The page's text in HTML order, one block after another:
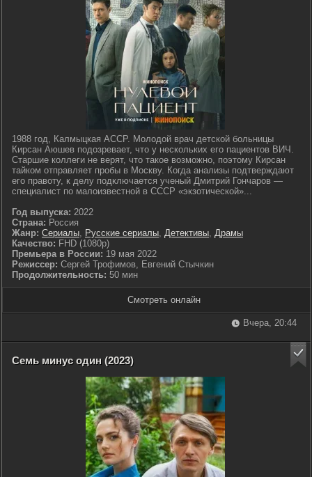
1988 год, Калмыцкая АССР. Молодой врач детской больницы
Кирсан Аюшев подозревает, что у нескольких его пациентов ВИЧ.
Старшие коллеги не верят, что такое возможно, поэтому Кирсан
тайком отправляет пробы в Москву. Когда анализы подтверждают
его правоту, к делу подключается ученый Дмитрий Гончаров —
специалист по малоизвестной в СССР «экзотической»...
Год выпуска: 2022
Страна: Россия
Жанр: Сериалы, Русские сериалы, Детективы, Драмы
Качество: FHD (1080p)
Премьера в России: 19 мая 2022
Режиссер: Сергей Трофимов, Евгений Стычкин
Продолжительность: 50 мин
Смотреть онлайн
Вчера, 20:44
Семь минус один (2023)